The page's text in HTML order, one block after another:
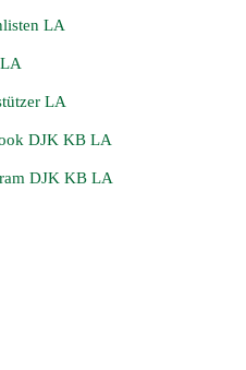
LA
LA
DJK KB LA
DJK KB LA